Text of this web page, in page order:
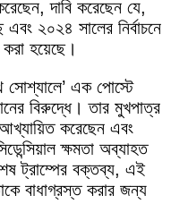
দাবি করেছেন যে,
২০২৪ সালের নির্বাচনে
হয়েছে।
সোশ্যালে’ এক পোস্টে
বিরুদ্ধে। তার মুখপাত্র
আখ্যায়িত করেছেন এবং
ক্ষমতা অব্যাহত
ট্রাম্পের বক্তব্য, এই
বাধাগ্রস্ত করার জন্য